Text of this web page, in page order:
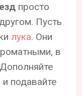
просто
Пусть
лука. Они
в
подавайте